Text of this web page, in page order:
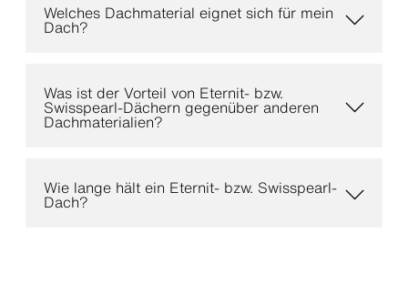
Welches Dachmaterial eignet sich für mein
Dach?
Was ist der Vorteil von Eternit- bzw.
Swisspearl-Dächern gegenüber anderen
Dachmaterialien?
Wie lange hält ein Eternit- bzw. Swisspearl-
Dach?